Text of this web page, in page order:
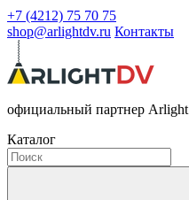
+7 (4212) 75 70 75
shop@arlightdv.ru Контакты
официальный партнер Arlight
Каталог